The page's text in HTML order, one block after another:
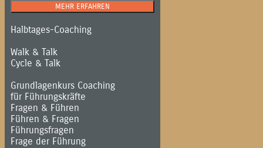
MEHR ERFAHREN
Halbtages-Coaching
Walk & Talk
Cycle & Talk
Grundlagenkurs Coaching
für Führungskräfte
Fragen & Führen
Führen & Fragen
Führungsfragen
Frage der Führung